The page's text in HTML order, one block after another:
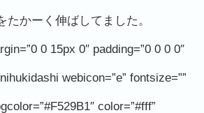
たかーく伸ばしてました。
0 15px 0″ padding=”0 0 0 0″
webicon=”e” fontsize=””
color=”#fff”